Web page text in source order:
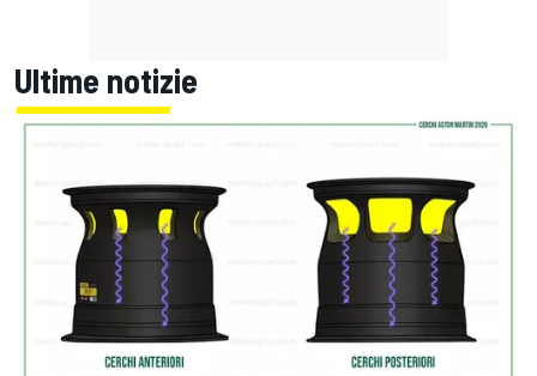
Ultime notizie